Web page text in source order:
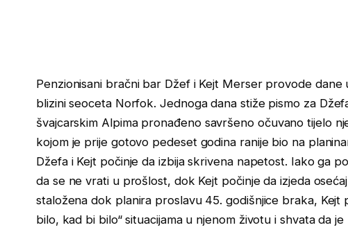
Penzionisani bračni bar Džef i Kejt Merser provode dane
blizini seoceta Norfok. Jednoga dana stiže pismo za
švajcarskim Alpima pronađeno savršeno očuvano tijelo
kojom je prije gotovo pedeset godina ranije bio na
Džefa i Kejt počinje da izbija skrivena napetost. Iako ga
da se ne vrati u prošlost, dok Kejt počinje da izjeda
staložena dok planira proslavu 45. godišnjice braka, Kejt
bilo, kad bi bilo“ situacijama u njenom životu i shvata da